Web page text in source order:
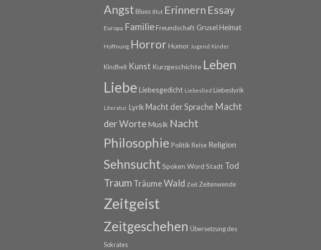
Angst Blues Blut Erinnern Essay
Europa FamilieFreundschaft Grusel Heimat
Hoffnung Horror Humor Jugend Kinder
Kindheit Kunst Kurzgeschichte Leben
Liebe Liebesgedicht Liebeslied Liebeslyrik
Literatur Lyrik Macht der Sprache Macht
der Worte Musik Nacht
Philosophie Politik Reise Religion
Sehnsucht Spoken Word Stadt Tod
Traum TräumeWald Zeit Zeitenwende
Zeitgeist
Zeitgeschehen Übersetzung des
Sokrates